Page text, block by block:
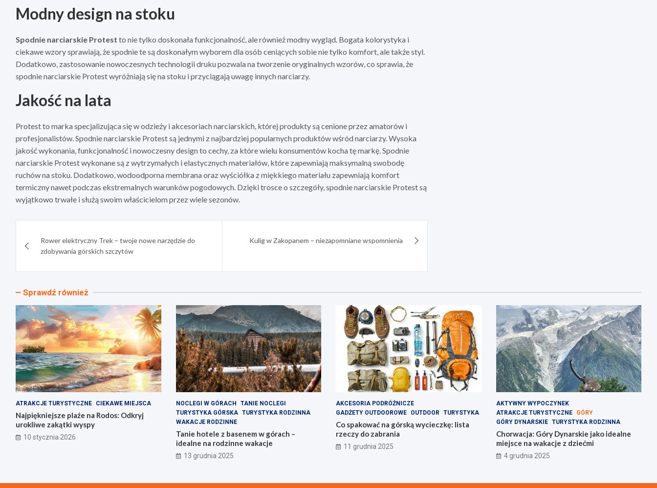
Modny design na stoku
Spodnie narciarskie Protest to nie tylko doskonała funkcjonalność, ale również modny wygląd. Bogata kolorystyka i
ciekawe wzory sprawiają, że spodnie te są doskonałym wyborem dla osób ceniących sobie nie tylko komfort, ale także styl.
Dodatkowo, zastosowanie nowoczesnych technologii druku pozwala na tworzenie oryginalnych wzorów, co sprawia, że
spodnie narciarskie Protest wyróżniają się na stoku i przyciągają uwagę innych narciarzy.
Jakość na lata
Protest to marka specjalizująca się w odzieży i akcesoriach narciarskich, której produkty są cenione przez amatorów i
profesjonalistów. Spodnie narciarskie Protest są jednymi z najbardziej popularnych produktów wśród narciarzy. Wysoka
jakość wykonania, funkcjonalność i nowoczesny design to cechy, za które wielu konsumentów kocha tę markę. Spodnie
narciarskie Protest wykonane są z wytrzymałych i elastycznych materiałów, które zapewniają maksymalną swobodę
ruchów na stoku. Dodatkowo, wodoodporna membrana oraz wyściółka z miękkiego materiału zapewniają komfort
termiczny nawet podczas ekstremalnych warunków pogodowych. Dzięki trosce o szczegóły, spodnie narciarskie Protest są
wyjątkowo trwałe i służą swoim właścicielom przez wiele sezonów.
wpisuRower elektryczny Trek – twoje nowe narzędzie do
zdobywania górskich szczytów
Kulig w Zakopanem – niezapomniane wspomnienia
Sprawdź również
ATRAKCJE TURYSTYCZNE CIEKAWE MIEJSCA
Najpiękniejsze plaże na Rodos: Odkryj
urokliwe zakątki wyspy
10 stycznia 2026
NOCLEGI W GÓRACH
TANIE NOCLEGI
TURYSTYKA GÓRSKA
TURYSTYKA RODZINNA
WAKACJE RODZINNE
Tanie hotele z basenem w górach –
idealne na rodzinne wakacje
13 grudnia 2025
AKCESORIA PODRÓŻNICZE
GADŻETY OUTDOOROWE
OUTDOOR TURYSTYKA
Co spakować na górską wycieczkę: lista
rzeczy do zabrania
11 grudnia 2025
AKTYWNY WYPOCZYNEK
ATRAKCJE TURYSTYCZNE
GÓRY
GÓRY DYNARSKIE
TURYSTYKA RODZINNA
Chorwacja: Góry Dynarskie jako idealne
miejsce na wakacje z dziećmi
4 grudnia 2025